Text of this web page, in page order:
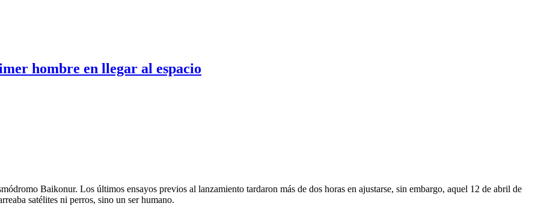
hombre en llegar al espacio
Baikonur. Los últimos ensayos previos al lanzamiento tardaron más de dos horas en ajustarse, sin embargo, aquel 12 de abril de
satélites ni perros, sino un ser humano.